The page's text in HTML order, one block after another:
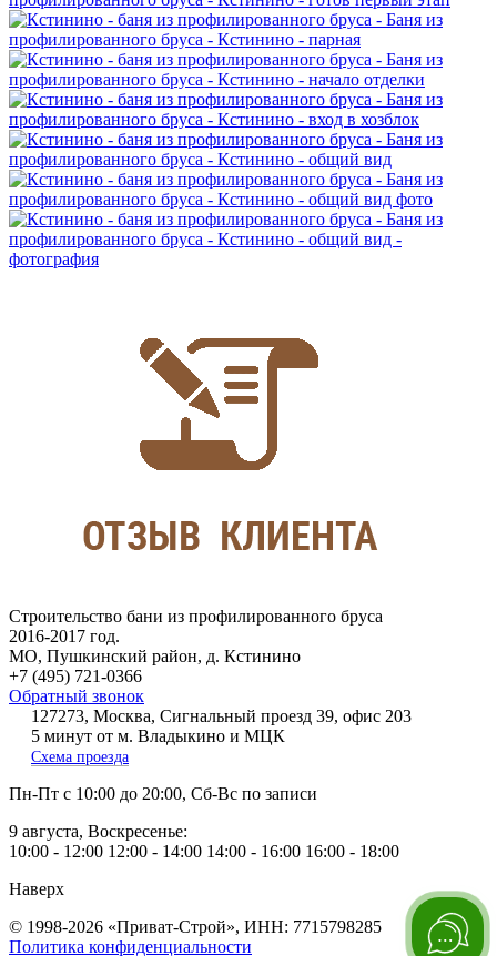
Строительство бани из профилированного бруса
2016-2017 год.
МО, Пушкинский район, д. Кстинино
+7 (495) 721-0366
Обратный звонок
127273, Москва, Сигнальный проезд 39, офис 203
5 минут от м. Владыкино и МЦК
Схема проезда
Пн-Пт с 10:00 до 20:00, Сб-Вс по записи
9 августа, Воскресенье:
10:00 - 12:00 12:00 - 14:00 14:00 - 16:00 16:00 - 18:00
Наверх
© 1998-2026 «Приват-Строй», ИНН: 7715798285
Политика конфиденциальности